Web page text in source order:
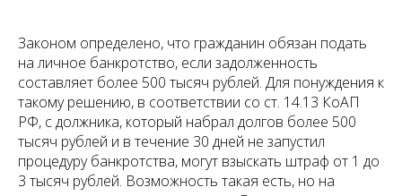
Законом определено, что гражданин обязан подать
на личное банкротство, если задолженность
составляет более 500 тысяч рублей. Для понуждения к
такому решению, в соответствии со ст. 14.13 КоАП
РФ, с должника, который набрал долгов более 500
тысяч рублей и в течение 30 дней не запустил
процедуру банкротства, могут взыскать штраф от 1 до
3 тысяч рублей. Возможность такая есть, но на